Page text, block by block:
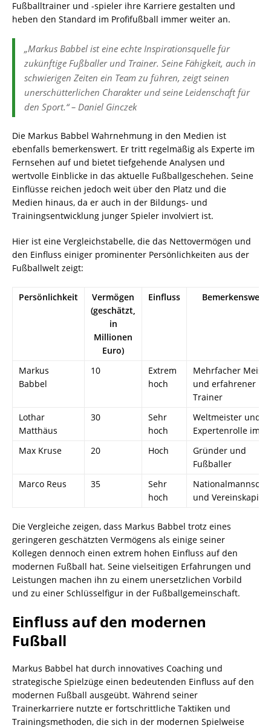
Fußballtrainer und -spieler ihre Karriere gestalten und
heben den Standard im Profifußball immer weiter an.
„Markus Babbel ist eine echte Inspirationsquelle für
zukünftige Fußballer und Trainer. Seine Fähigkeit, auch in
schwierigen Zeiten ein Team zu führen, zeigt seinen
unerschütterlichen Charakter und seine Leidenschaft für
den Sport.“ – Daniel Ginczek
Die Markus Babbel Wahrnehmung in den Medien ist
ebenfalls bemerkenswert. Er tritt regelmäßig als Experte im
Fernsehen auf und bietet tiefgehende Analysen und
wertvolle Einblicke in das aktuelle Fußballgeschehen. Seine
Einflüsse reichen jedoch weit über den Platz und die
Medien hinaus, da er auch in der Bildungs- und
Trainingsentwicklung junger Spieler involviert ist.
Hier ist eine Vergleichstabelle, die das Nettovermögen und
den Einfluss einiger prominenter Persönlichkeiten aus der
Fußballwelt zeigt:
Persönlichkeit
Vermögen
(geschätzt,
in
Millionen
Euro)
Einfluss Bemerkenswert
Markus
Babbel
10
Extrem
hoch
Mehrfacher
und erfahrener
Trainer
Lothar
Matthäus
30
Sehr
hoch
Weltmeister und
Expertenrolle im
Max Kruse
20 Hoch
Gründer und
Fußballer
Marco Reus
35
Sehr
hoch
und
Die Vergleiche zeigen, dass Markus Babbel trotz eines
geringeren geschätzten Vermögens als einige seiner
Kollegen dennoch einen extrem hohen Einfluss auf den
modernen Fußball hat. Seine vielseitigen Erfahrungen und
Leistungen machen ihn zu einem unersetzlichen Vorbild
und zu einer Schlüsselfigur in der Fußballgemeinschaft.
Einfluss auf den modernen
Fußball
Markus Babbel hat durch innovatives Coaching und
strategische Spielzüge einen bedeutenden Einfluss auf den
modernen Fußball ausgeübt. Während seiner
Trainerkarriere nutzte er fortschrittliche Taktiken und
Trainingsmethoden, die sich in der modernen Spielweise